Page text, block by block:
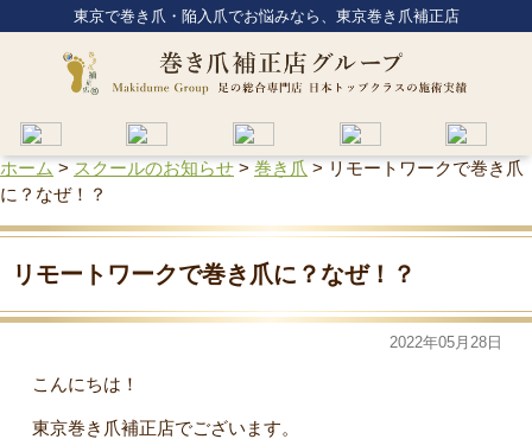
東京で巻き爪・陥入爪でお悩みなら、東京巻き爪補正店
ホーム > スクールのお知らせ > 巻き爪 > リモートワークで巻き爪
に？なぜ！？
リモートワークで巻き爪に？なぜ！？
2022年05月28日
こんにちは！
東京巻き爪補正店でございます。